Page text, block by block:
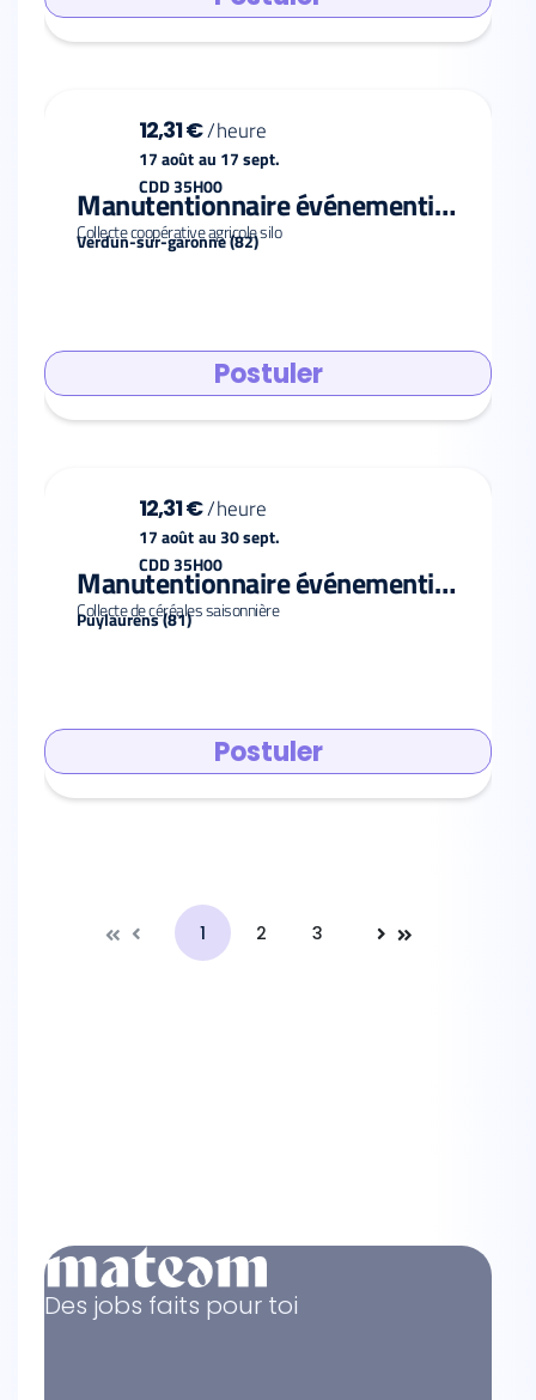
12,31 €/heure
17 août au 17 sept.
CDD 35H00
Manutentionnaire événementiel F/H
Collecte coopérative agricole silo
Verdun-sur-garonne (82)
Postuler
12,31 €/heure
17 août au30 sept.
CDD 35H00
Manutentionnaire événementiel F/H
Collecte de céréales saisonnière
Puylaurens (81)
Postuler
Précédente
1 2 3 Suivante
Des jobs faits pour toi